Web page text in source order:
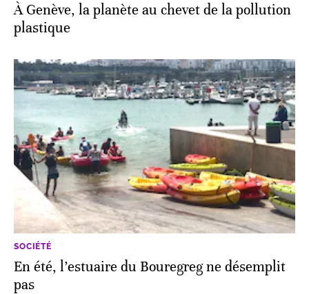
À Genève, la planète au chevet de la pollution
plastique
SOCIÉTÉ
En été, l’estuaire du Bouregreg ne désemplit
pas